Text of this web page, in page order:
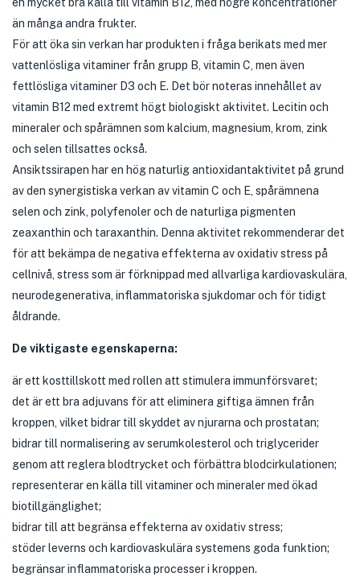
än många andra frukter.
För att öka sin verkan har produkten i fråga berikats med mer
vattenlösliga vitaminer från grupp B, vitamin C, men även
fettlösliga vitaminer D3 och E. Det bör noteras innehållet av
vitamin B12 med extremt högt biologiskt aktivitet. Lecitin och
mineraler och spårämnen som kalcium, magnesium, krom, zink
och selen tillsattes också.
Ansiktssirapen har en hög naturlig antioxidantaktivitet på grund
av den synergistiska verkan av vitamin C och E, spårämnena
selen och zink, polyfenoler och de naturliga pigmenten
zeaxanthin och taraxanthin. Denna aktivitet rekommenderar det
för att bekämpa de negativa effekterna av oxidativ stress på
cellnivå, stress som är förknippad med allvarliga kardiovaskulära,
neurodegenerativa, inflammatoriska sjukdomar och för tidigt
åldrande.
De viktigaste egenskaperna:
är ett kosttillskott med rollen att stimulera immunförsvaret;
det är ett bra adjuvans för att eliminera giftiga ämnen från
kroppen, vilket bidrar till skyddet av njurarna och prostatan;
bidrar till normalisering av serumkolesterol och triglycerider
genom att reglera blodtrycket och förbättra blodcirkulationen;
representerar en källa till vitaminer och mineraler med ökad
biotillgänglighet;
bidrar till att begränsa effekterna av oxidativ stress;
stöder leverns och kardiovaskulära systemens goda funktion;
begränsar inflammatoriska processer i kroppen.